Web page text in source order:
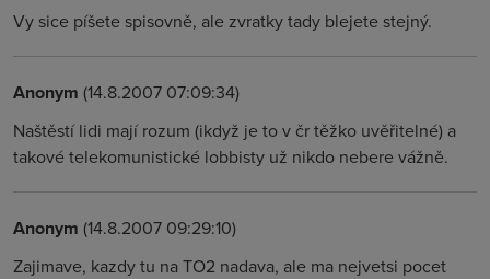
Vy sice píšete spisovně, ale zvratky tady blejete stejný.
Anonym (14.8.2007 07:09:34)
Naštěstí lidi mají rozum (ikdyž je to v čr těžko uvěřitelné) a
takové telekomunistické lobbisty už nikdo nebere vážně.
Anonym (14.8.2007 09:29:10)
Zajimave, kazdy tu na TO2 nadava, ale ma nejvetsi pocet